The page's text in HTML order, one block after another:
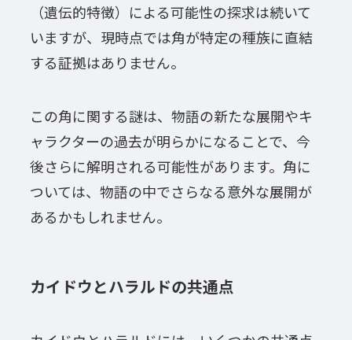
（遺伝的特徴）による可能性の探求は続いて
いますが、現時点では角が特定の種族に直結
する証拠はありません。
この角に関する謎は、物語の新たな展開やキ
ャラクターの過去が明らかになることで、今
後さらに解明される可能性があります。角に
ついては、物語の中でさらなる意外な展開が
あるかもしれません。
カイドウとハラルドの共通点